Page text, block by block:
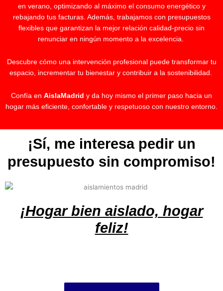
en verano, optimizando al máximo el consumo energético y
rebajando tus facturas. Además, trabajamos con presupuestos
flexibles que garantizan la mejor relación calidad-precio sin
renunciar en ningún momento a la excelencia.
Descubre cómo una intervención profesional puede transformar tu
espacio, incrementar tu bienestar y contribuir a la sostenibilidad.
Confía en AislaMadrid y da hoy mismo el primer paso hacia un
hogar más eficiente, confortable y respetuoso con nuestro entorno.
¡Sí, me interesa pedir un
presupuesto sin compromiso!
¡Hogar bien aislado, hogar
feliz!